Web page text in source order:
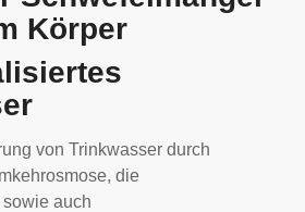
Körper
von Trinkwasser durch
die
auch